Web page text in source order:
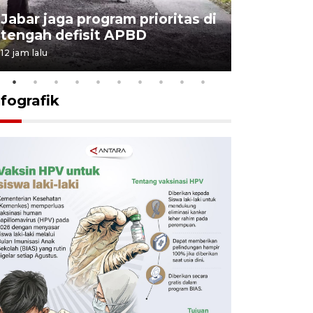
Jabar jaga program prioritas di
tengah defisit APBD
12 jam lalu